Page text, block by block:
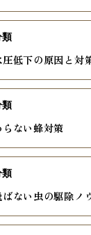
低下の原因と対
類
ない蜂対策
類
ない虫の駆除ノ
類